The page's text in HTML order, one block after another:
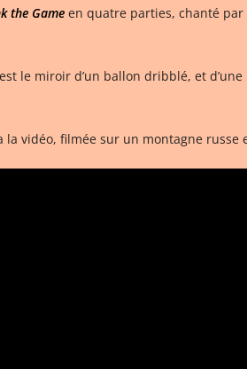
the Game en quatre parties, chanté par
le miroir d’un ballon dribblé, et
vidéo, filmée sur un montagne russe